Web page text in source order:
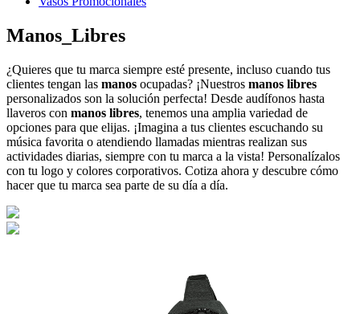
Manos_Libres
¿Quieres que tu marca siempre esté presente, incluso cuando tus
clientes tengan las manos ocupadas? ¡Nuestros manos libres
personalizados son la solución perfecta! Desde audífonos hasta
llaveros con manos libres, tenemos una amplia variedad de
opciones para que elijas. ¡Imagina a tus clientes escuchando su
música favorita o atendiendo llamadas mientras realizan sus
actividades diarias, siempre con tu marca a la vista! Personalízalos
con tu logo y colores corporativos. Cotiza ahora y descubre cómo
hacer que tu marca sea parte de su día a día.